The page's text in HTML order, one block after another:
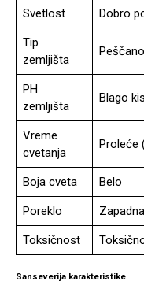
Svetlost Dobro
Tip
zemljišta
PH
zemljišta
Blago
Vreme
cvetanja
Proleće
Boja cveta Belo
Poreklo
Toksičnost
Sanseverija karakteristike